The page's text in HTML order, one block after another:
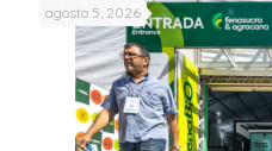
agosto 5, 2026